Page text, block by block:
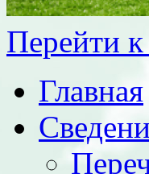
Перейти
Главная